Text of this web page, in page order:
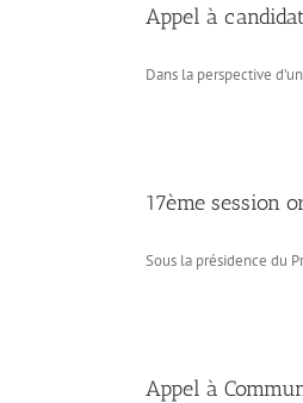
Appel à
Dans la perspective
17ème session
Sous la présidence du
Appel à